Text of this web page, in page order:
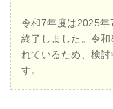
令和7年度は2025年
終了しました。令
れているため、検
す。